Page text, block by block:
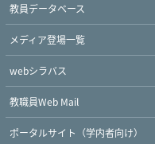
教員データベース
メディア登場一覧
webシラバス
教職員Web Mail
ポータルサイト（学内者向け）